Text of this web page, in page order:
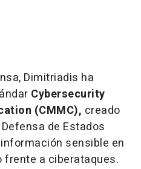
Dimitriadis ha
Cybersecurity
(CMMC), creado
de Estados
sensible en
frente a ciberataques.